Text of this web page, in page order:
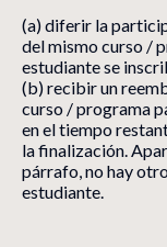
(a) diferir la
del mismo curso /
estudiante se
(b) recibir un
curso / programa
en el tiempo
la finalización.
párrafo, no hay
estudiante.